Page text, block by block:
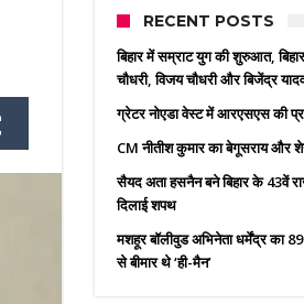
RECENT POSTS
बिहार में सम्राट युग की शुरुआत,
चौधरी, विजय चौधरी और बिजेंद्र
ग्रेटर नोएडा वेस्ट में आरएसएस की
CM नीतीश कुमार का बेगूसराय और
सैयद अता हसनैन बने बिहार के 43वें
दिलाई शपथ
मशहूर बॉलीवुड अभिनेता धर्मेंद्र का
से बीमार थे ‘ही-मैन’